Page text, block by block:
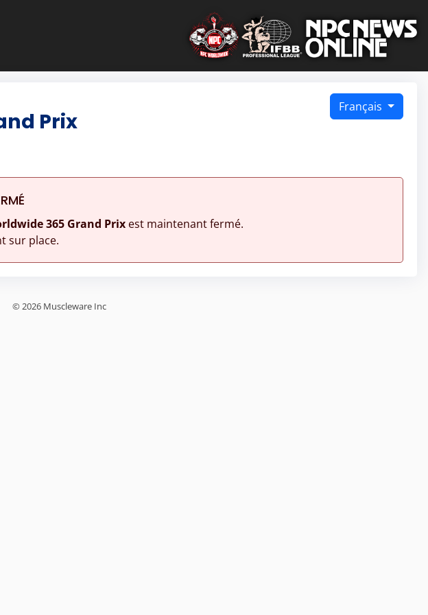
Français
Prix
365 Grand Prixest maintenant fermé.
sur place.
© 2026 Muscleware Inc